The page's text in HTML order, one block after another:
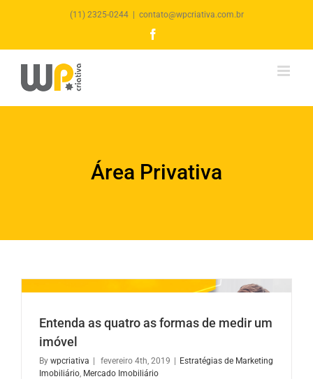
(11) 2325-0244 contato@wpcriativa.com.br
Área Privativa
Entenda as quatro as formas de medir um
imóvel
By wpcriativa | fevereiro 4th, 2019 | Estratégias de Marketing
Imobiliário, Mercado Imobiliário